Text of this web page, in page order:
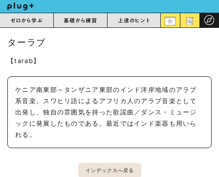
ゼロから学ぶ 基礎から練習 上達のヒント
ターラブ
【tarab】
ケニア南東部～タンザニア東部のインド洋岸地域のアラブ
系音楽。スワヒリ語によるアフリカ人のアラブ音楽として
出発し、独自の雰囲気を持った歌謡曲／ダンス・ミュージ
ックに発展したものである。最近ではインド楽器も用いら
れる。
インデックスへ戻る